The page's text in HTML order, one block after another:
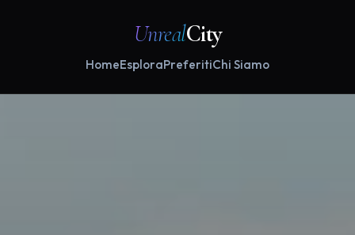
UnrealCity
HomeEsploraPreferitiChi Siamo